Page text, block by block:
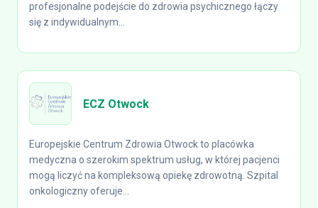
profesjonalne podejście do zdrowia psychicznego łączy
się z indywidualnym...
ECZ Otwock
Europejskie Centrum Zdrowia Otwock to placówka
medyczna o szerokim spektrum usług, w której pacjenci
mogą liczyć na kompleksową opiekę zdrowotną. Szpital
onkologiczny oferuje...